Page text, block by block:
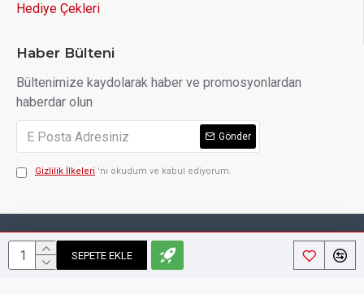
SEPETE EKLE
Hediye Çekleri
Haber Bülteni
Bültenimize kaydolarak haber ve promosyonlardan
haberdar olun
Gönder
Gizlilik İlkeleri 'ni okudum ve kabul ediyorum.
Copyright © 2014, Your Store, All Rights Reserved